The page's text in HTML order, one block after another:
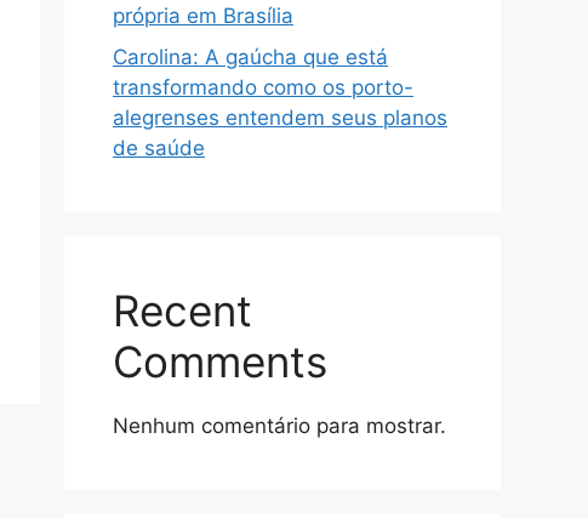
própria em Brasília
Carolina: A gaúcha que está
transformando como os porto-
alegrenses entendem seus planos
de saúde
Recent
Comments
Nenhum comentário para mostrar.